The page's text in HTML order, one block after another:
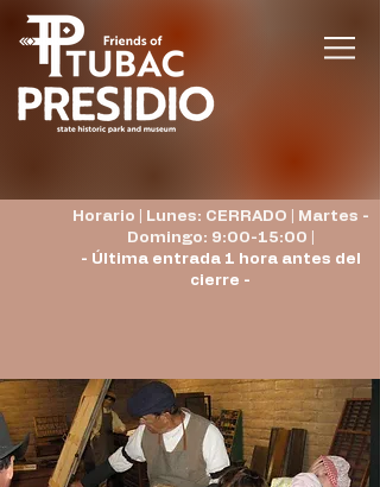
Horario | Lunes: CERRADO | Martes -
Domingo: 9:00-15:00 |
- Última entrada 1 hora antes del
cierre -